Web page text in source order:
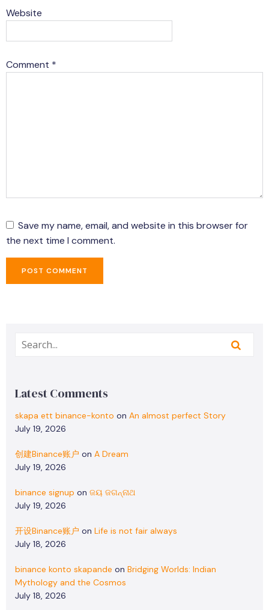
Website
Comment *
Save my name, email, and website in this browser for
the next time I comment.
Latest Comments
skapa ett binance-konto on An almost perfect Story
July 19, 2026
创建Binance账户 on A Dream
July 19, 2026
binance signup on ଜୟ ଜଗନ୍ନାଥ
July 19, 2026
开设Binance账户 on Life is not fair always
July 18, 2026
binance konto skapande on Bridging Worlds: Indian
Mythology and the Cosmos
July 18, 2026